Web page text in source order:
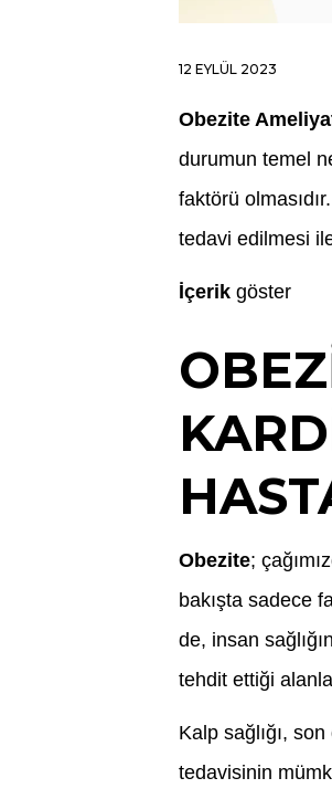
12 EYLÜL 2023
Obezite
durumun temel
faktörü
tedavi edilmesi
İçerik göster
Obezite;
bakışta sadece
de, insan
tehdit ettiği
Kalp sağlığı,
tedavisinin